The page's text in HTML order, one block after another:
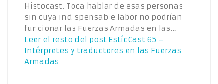
Histocast. Toca hablar de esas personas
sin cuya indispensable labor no podrían
funcionar las Fuerzas Armadas en las…
Leer el resto del post EstíoCast 65 –
Intérpretes y traductores en las Fuerzas
Armadas